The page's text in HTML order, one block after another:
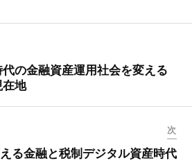
の金融資産運用社会を変える
在地
次
る金融と税制デジタル資産時代